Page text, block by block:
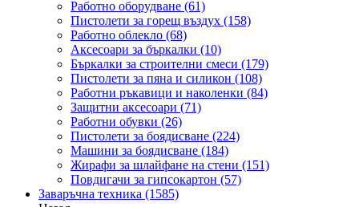
Работно оборудване (61)
Пистолети за горещ въздух (158)
Работно облекло (68)
Аксесоари за бъркалки (10)
Бъркалки за строителни смеси (179)
Пистолети за пяна и силикон (108)
Работни ръкавици и наколенки (84)
Защитни аксесоари (71)
Работни обувки (26)
Пистолети за боядисване (224)
Машини за боядисване (184)
Жирафи за шлайфане на стени (151)
Повдигачи за гипсокартон (57)
Заваръчна техника (1585)